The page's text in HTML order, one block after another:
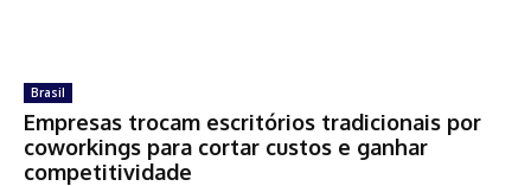
Brasil
Empresas trocam escritórios tradicionais por
coworkings para cortar custos e ganhar
competitividade